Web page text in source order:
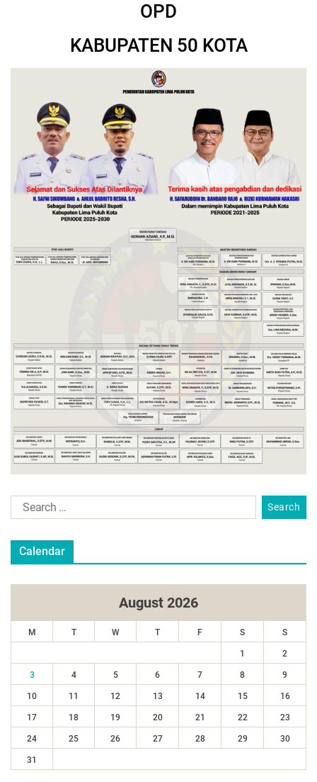
OPD
KABUPATEN 50 KOTA
Calendar
August 2026
M T W T F S S
1 2
3 4 5 6 7 8 9
10 11 12 13 14 15 16
17 18 19 20 21 22 23
24 25 26 27 28 29 30
31